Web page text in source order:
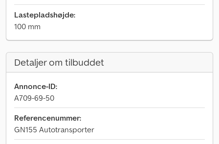
Lastepladshøjde:
100 mm
Detaljer om tilbuddet
Annonce-ID:
A709-69-50
Referencenummer:
GN155 Autotransporter